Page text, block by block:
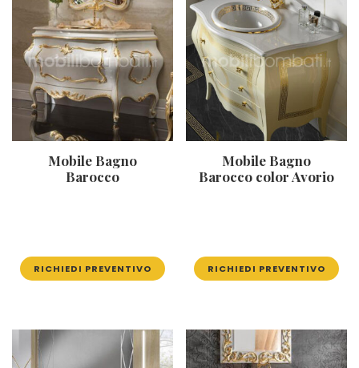
Mobile Bagno
Barocco
RICHIEDI PREVENTIVO
Mobile Bagno
Barocco color Avorio
RICHIEDI PREVENTIVO